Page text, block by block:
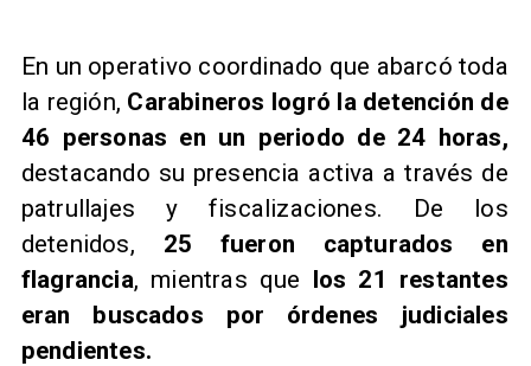
En un operativo coordinado que abarcó toda
la región, Carabineros logró la detención de
46 personas en un periodo de 24 horas,
destacando su presencia activa a través de
patrullajes y fiscalizaciones. De los
detenidos, 25 fueron capturados en
flagrancia, mientras que los 21 restantes
eran buscados por órdenes judiciales
pendientes.